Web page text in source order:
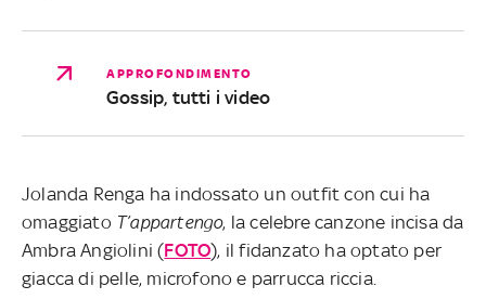
APPROFONDIMENTO
Gossip, tutti i video
Jolanda Renga ha indossato un outfit con cui ha
omaggiato T’appartengo, la celebre canzone incisa da
Ambra Angiolini (FOTO), il fidanzato ha optato per
giacca di pelle, microfono e parrucca riccia.